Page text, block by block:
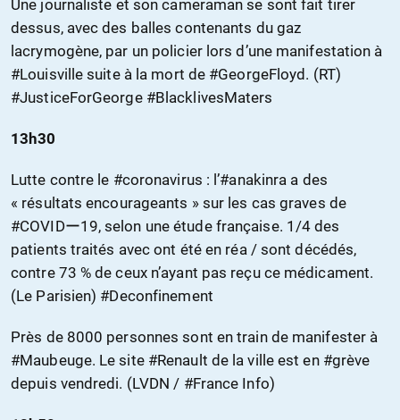
Une journaliste et son cameraman se sont fait tirer
dessus, avec des balles contenants du gaz
lacrymogène, par un policier lors d’une manifestation à
#Louisville suite à la mort de #GeorgeFloyd. (RT)
#JusticeForGeorge #BlacklivesMaters
13h30
Lutte contre le #coronavirus : l’#anakinra a des
« résultats encourageants » sur les cas graves de
#COVIDー19, selon une étude française. 1/4 des
patients traités avec ont été en réa / sont décédés,
contre 73 % de ceux n’ayant pas reçu ce médicament.
(Le Parisien) #Deconfinement
Près de 8000 personnes sont en train de manifester à
#Maubeuge. Le site #Renault de la ville est en #grève
depuis vendredi. (LVDN / #France Info)